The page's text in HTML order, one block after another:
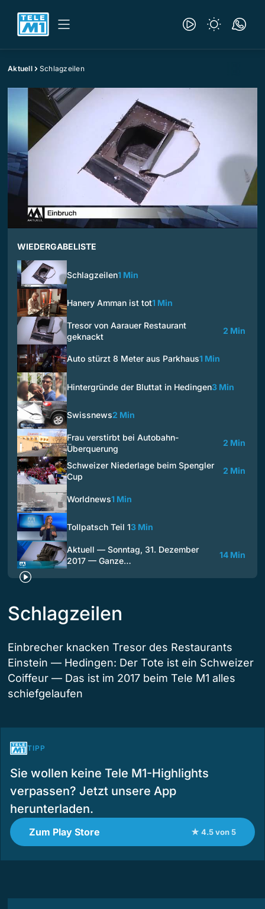
Aktuell Schlagzeilen
WIEDERGABELISTE
Schlagzeilen1 Min
Hanery Amman ist tot1 Min
Tresor von Aarauer Restaurant
geknackt
2 Min
Auto stürzt 8 Meter aus Parkhaus1 Min
Hintergründe der Bluttat in Hedingen3 Min
Swissnews2 Min
Frau verstirbt bei Autobahn-
Überquerung
2 Min
Schweizer Niederlage beim Spengler
Cup
2 Min
Worldnews1 Min
Tollpatsch Teil 13 Min
Aktuell — Sonntag, 31. Dezember
2017 — Ganze…
14 Min
Schlagzeilen
Einbrecher knacken Tresor des Restaurants
Einstein — Hedingen: Der Tote ist ein Schweizer
Coiffeur — Das ist im 2017 beim Tele M1 alles
schiefgelaufen
TIPP
Sie wollen keine Tele M1-Highlights
verpassen? Jetzt unsere App
herunterladen.
Zum Play Store ★ 4.5 von 5